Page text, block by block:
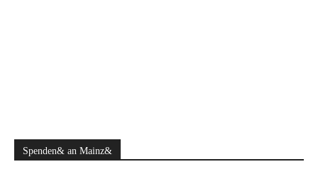
Spenden& an Mainz&